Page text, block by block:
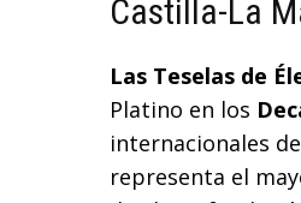
Castilla-La
Las Teselas de
Platino en los
internacionales
representa el